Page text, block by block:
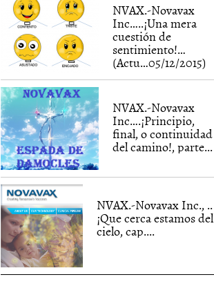
NVAX.-Novavax
Inc…..¡Una mera
cuestión de
sentimiento!…
(Actu…05/12/2015)
NVAX.-Novavax
Inc….¡Principio,
final, o continuidad
del camino!, parte...
NVAX.-Novavax Inc., ..
¡Que cerca estamos del
cielo, cap....